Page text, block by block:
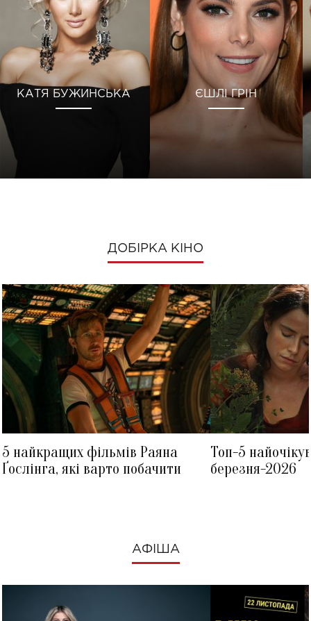
КАТЯ БУЖИНСЬКА ЄШЛІ ГРІН
ДОБІРКА КІНО
5 найкращих фільмів Раяна
Ґослінга, які варто побачити
Топ-5
березня-2026
АФІША